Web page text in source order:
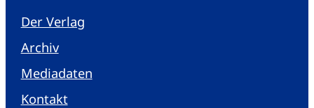
Der Verlag
Archiv
Mediadaten
Kontakt